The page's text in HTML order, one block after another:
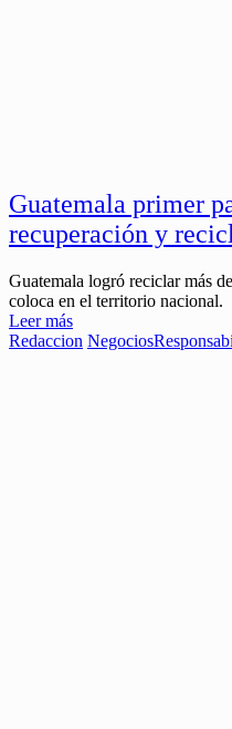
Guatemala primer
recuperación y
Guatemala logró reciclar más
coloca en el territorio nacional.
Leer más
Redaccion Negocios